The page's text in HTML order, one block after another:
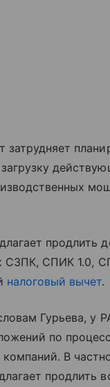
затрудняет
продлить
СЗПК, СПИК 1.0,
налоговый вычет.
Гурьева, у
по
В
продлить